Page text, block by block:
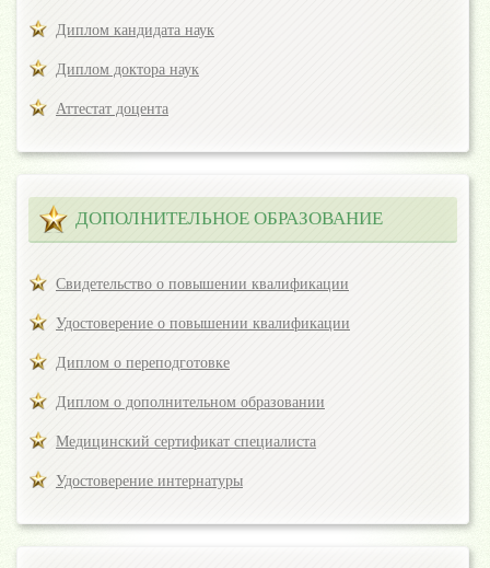
Диплом кандидата наук
Диплом доктора наук
Аттестат доцента
ДОПОЛНИТЕЛЬНОЕ ОБРАЗОВАНИЕ
Свидетельство о повышении квалификации
Удостоверение о повышении квалификации
Диплом о переподготовке
Диплом о дополнительном образовании
Медицинский сертификат специалиста
Удостоверение интернатуры